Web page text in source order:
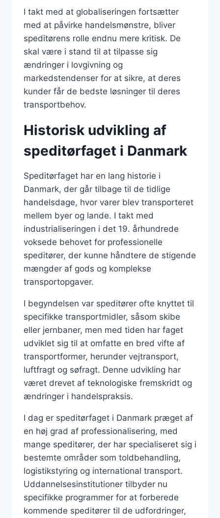
I takt med at globaliseringen fortsætter
med at påvirke handelsmønstre, bliver
speditørens rolle endnu mere kritisk. De
skal være i stand til at tilpasse sig
ændringer i lovgivning og
markedstendenser for at sikre, at deres
kunder får de bedste løsninger til deres
transportbehov.
Historisk udvikling af
speditørfaget i Danmark
Speditørfaget har en lang historie i
Danmark, der går tilbage til de tidlige
handelsdage, hvor varer blev transporteret
mellem byer og lande. I takt med
industrialiseringen i det 19. århundrede
voksede behovet for professionelle
speditører, der kunne håndtere de stigende
mængder af gods og komplekse
transportopgaver.
I begyndelsen var speditører ofte knyttet til
specifikke transportmidler, såsom skibe
eller jernbaner, men med tiden har faget
udviklet sig til at omfatte en bred vifte af
transportformer, herunder vejtransport,
luftfragt og søfragt. Denne udvikling har
været drevet af teknologiske fremskridt og
ændringer i handelspraksis.
I dag er speditørfaget i Danmark præget af
en høj grad af professionalisering, med
mange speditører, der har specialiseret sig i
bestemte områder som toldbehandling,
logistikstyring og international transport.
Uddannelsesinstitutioner tilbyder nu
specifikke programmer for at forberede
kommende speditører til de udfordringer,